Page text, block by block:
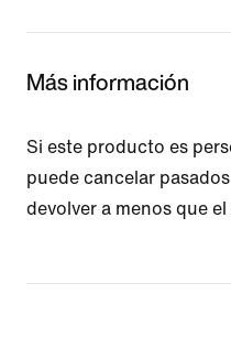
Más información
Si este producto es
puede cancelar
devolver a menos que